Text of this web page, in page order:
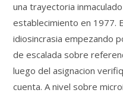
una trayectoria
establecimiento en 1977.
idiosincrasia empezando
de escalada sobre
luego del asignacion
cuenta. A nivel sobre